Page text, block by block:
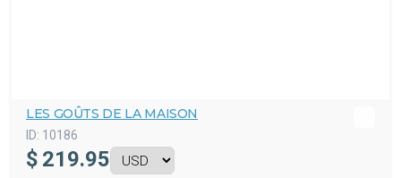
LES GOÛTS DE LA MAISON
ID: 10186
$ 219.95